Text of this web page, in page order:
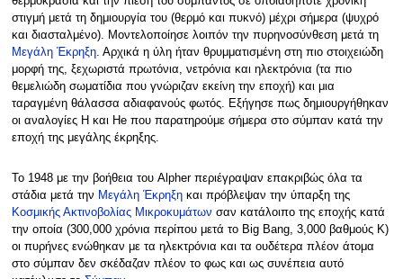
στιγμή μετά τη δημιουργία του (θερμό και πυκνό) μέχρι σήμερα (ψυχρό
και διασταλμένο). Μοντελοποίησε λοιπόν την πυρηνοσύνθεση μετά τη
Μεγάλη Έκρηξη. Αρχικά η ύλη ήταν θρυμματισμένη στη πιο στοιχειώδη
μορφή της, ξεχωριστά πρωτόνια, νετρόνια και ηλεκτρόνια (τα πιο
θεμελιώδη σωματίδια που γνώριζαν εκείνη την εποχή) και μια
ταραγμένη θάλασσα αδιαφανούς φωτός. Εξήγησε πως δημιουργήθηκαν
οι αναλογίες H και He που παρατηρούμε σήμερα στο σύμπαν κατά την
εποχή της μεγάλης έκρηξης.
Το 1948 με την βοήθεια του Alpher περιέγραψαν επακριβώς όλα τα
στάδια μετά την Μεγάλη Έκρηξηκαι πρόβλεψαν την ύπαρξη της
Κοσμικής Ακτινοβολίας Μικροκυμάτων σαν κατάλοιπο της εποχής κατά
την οποία (300,000 χρόνια περίπου μετά τo Big Bang, 3,000 βαθμούς Κ)
οι πυρήνες ενώθηκαν με τα ηλεκτρόνια και τα ουδέτερα πλέον άτομα
στο σύμπαν δεν σκέδαζαν πλέον το φως και ως συνέπεια αυτό